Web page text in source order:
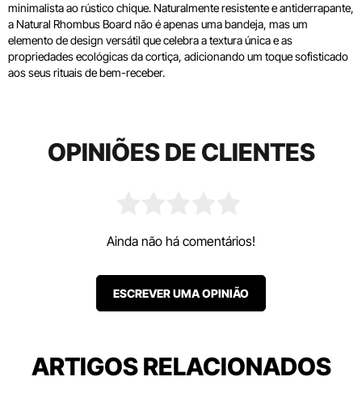
minimalista ao rústico chique. Naturalmente resistente e antiderrapante,
a Natural Rhombus Board não é apenas uma bandeja, mas um
elemento de design versátil que celebra a textura única e as
propriedades ecológicas da cortiça, adicionando um toque sofisticado
aos seus rituais de bem-receber.
OPINIÕES DE CLIENTES
Ainda não há comentários!
ESCREVER UMA OPINIÃO
ARTIGOS RELACIONADOS